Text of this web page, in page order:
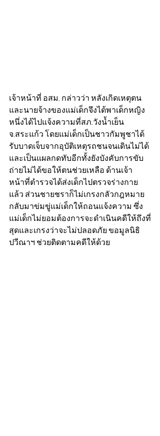
เจ้าหน้าที่ อสม. กล่าวว่า หลังเกิดเหตุตน
และนายจ้างของแม่เด็กจึงได้พาเด็กหญิง
หนึ่งได้ไปแจ้งความที่สภ.วังน้ำเย็น
จ.สระแก้ว โดยแม่เด็กเป็นชาวกัมพูชาได้
รับบาดเจ็บจากอุบัติเหตุรถชนจนเดินไม่ได้
และเป็นแผลกดทับอีกทั้งยังบังคับการขับ
ถ่ายไม่ได้ขอให้ตนช่วยเหลือ ด้านเจ้า
หน้าที่ตำรวจได้ส่งเด็กไปตรวจร่างกาย
แล้ว ส่วนชายชราก็ไม่เกรงกลัวกฎหมาย
กลับมาข่มขู่แม่เด็กให้ถอนแจ้งความ ซึ่ง
แม่เด็กไม่ยอมต้องการจะดำเนินคดีให้ถึงที่
สุดและเกรงว่าจะไม่ปลอดภัย ขอมูลนิธิ
ปวีณาฯ ช่วยติดตามคดีให้ด้วย